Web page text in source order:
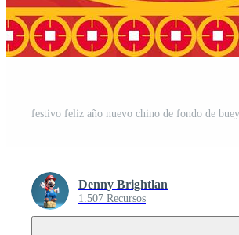
festivo feliz año nuevo chino de fondo de
Denny Brightlan
1.507 Recursos